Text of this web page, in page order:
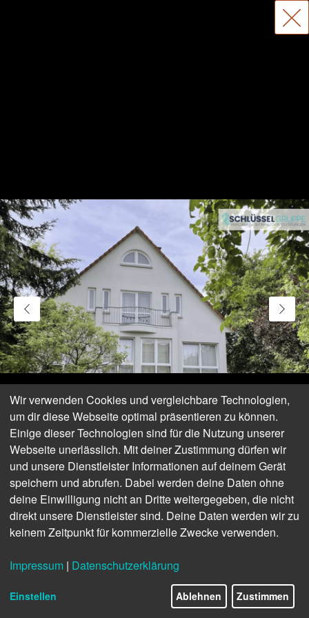
Wir verwenden Cookies und vergleichbare Technologien,
um dir diese Webseite optimal präsentieren zu können.
Einige dieser Technologien sind für die Nutzung unserer
Webseite unerlässlich. Mit deiner Zustimmung dürfen wir
und unsere Dienstleister Informationen auf deinem Gerät
speichern und abrufen. Dabei werden deine Daten ohne
deine Einwilligung nicht an Dritte weitergegeben, die nicht
direkt unsere Dienstleister sind. Deine Daten werden wir zu
keinem Zeitpunkt für kommerzielle Zwecke verwenden.
Impressum | Datenschutzerklärung
Einstellen Ablehnen Zustimmen